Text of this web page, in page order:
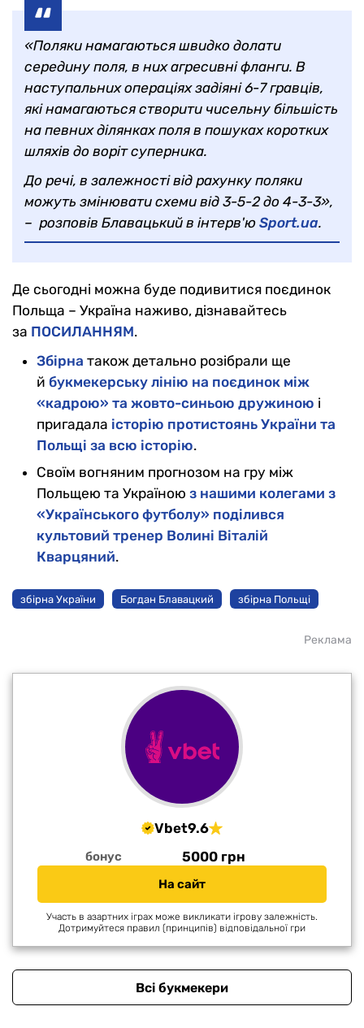
«Поляки намагаються швидко долати
середину поля, в них агресивні фланги. В
наступальних операціях задіяні 6-7 гравців,
які намагаються створити чисельну більшість
на певних ділянках поля в пошуках коротких
шляхів до воріт суперника.
До речі, в залежності від рахунку поляки
можуть змінювати схеми від 3-5-2 до 4-3-3»,
– розповів Блавацький в інтерв'ю Sport.ua.
Де сьогодні можна буде подивитися поєдинок
Польща – Україна наживо, дізнавайтесь
за ПОСИЛАННЯМ.
Збірна також детально розібрали ще
й букмекерську лінію на поєдинок між
«кадрою» та жовто-синьою дружиною і
пригадала історію протистоянь України та
Польщі за всю історію.
Своїм вогняним прогнозом на гру між
Польщею та Україною з нашими колегами з
«Українського футболу» поділився
культовий тренер Волині Віталій
Кварцяний.
збірна України Богдан Блавацкий збірна Польщі
Реклама
Vbet9.6
бонус 5000 грн
На сайт
Участь в азартних іграх може викликати ігрову залежність.
Дотримуйтеся правил (принципів) відповідальної гри
Всі букмекери